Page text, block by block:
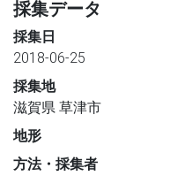
採集データ
採集日
2018-06-25
採集地
滋賀県 草津市
地形
方法・採集者